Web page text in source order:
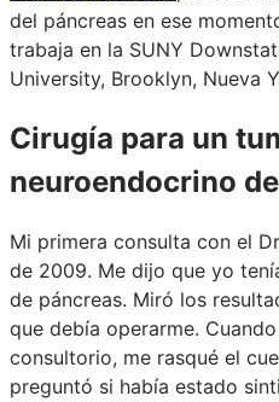
del páncreas en ese
trabaja en la SUNY
University, Brooklyn, Nueva
Cirugía para un
neuroendocrino
Mi primera consulta con el
de 2009. Me dijo que yo
de páncreas. Miró los
que debía operarme.
consultorio, me rasqué el
preguntó si había estado